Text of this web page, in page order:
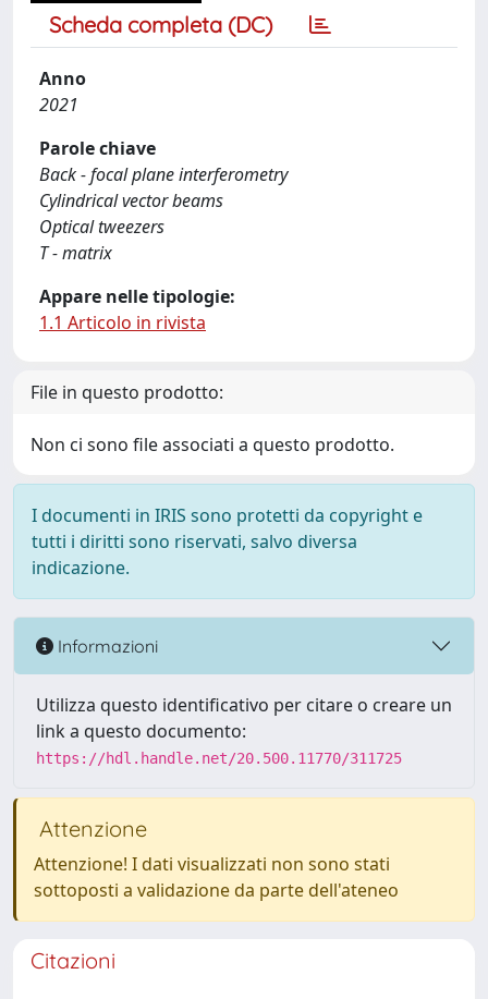
Scheda completa (DC)
Anno
2021
Parole chiave
Back - focal plane interferometry
Cylindrical vector beams
Optical tweezers
T - matrix
Appare nelle tipologie:
1.1 Articolo in rivista
File in questo prodotto:
Non ci sono file associati a questo prodotto.
I documenti in IRIS sono protetti da copyright e
tutti i diritti sono riservati, salvo diversa
indicazione.
Informazioni
Utilizza questo identificativo per citare o creare un
link a questo documento:
https://hdl.handle.net/20.500.11770/311725
Attenzione
Attenzione! I dati visualizzati non sono stati
sottoposti a validazione da parte dell'ateneo
Citazioni